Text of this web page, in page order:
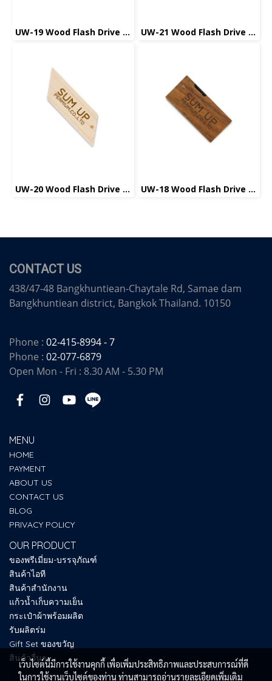
UW-19 Wood Flash Drive แฟลชไดร์ฟ ไม้ UW-21 Wood Flash Drive แฟลชไดร์ฟ ไม้
UW-20 Wood Flash Drive แฟลชไดร์ฟ ไม้ UW-18 Wood Flash Drive แฟลชไดร์ฟ ไม้
CONTACT US
438/47-48 Bangkhuntiean-Chaytale Rd, Samae dam
Bangkhuntiean district, Bangkok Thailand. 10150
Phone : 02-415-8994 - 7
Phone : 02-077-6879
Open Mon - Fri : 8.30 AM - 5.30 PM
MENU
HOME
PAYMENT
ABOUT US
CONTACT US
BLOG
PRIVACY POLICY
OUR PRODUCT
ของพรีเมี่ยม-บรรจุภัณฑ์
สินค้าไอที
สินค้าสำนักงาน
แก้วน้ำเก็บความเย็น
กระเป๋าผ้าพร้อมผลิต
รับผลิตร่ม
Gift Set ของขวัญ
สินค้าอื่นๆ
เว็บไซต์นี้มีการใช้งานคุกกี้ เพื่อเพิ่มประสิทธิภาพและประสบการณ์ที่ดี
ในการใช้งานเว็บไซต์ของท่าน ท่านสามารถอ่านรายละเอียดเพิ่มเติม